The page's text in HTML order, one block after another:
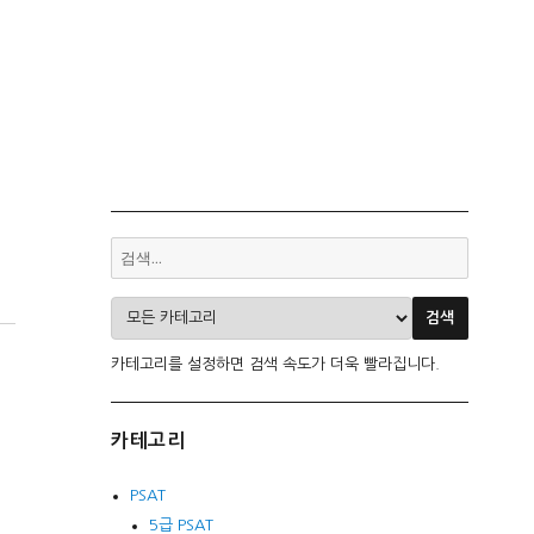
카테고리를 설정하면 검색 속도가 더욱 빨라집니다.
카테고리
PSAT
5급 PSAT